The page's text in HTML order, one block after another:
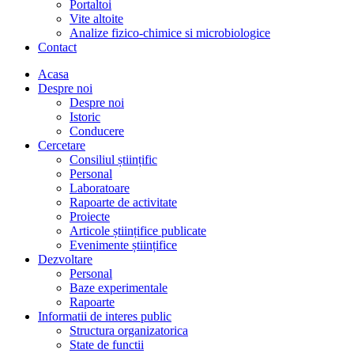
Portaltoi
Vite altoite
Analize fizico-chimice si microbiologice
Contact
Acasa
Despre noi
Despre noi
Istoric
Conducere
Cercetare
Consiliul științific
Personal
Laboratoare
Rapoarte de activitate
Proiecte
Articole științifice publicate
Evenimente științifice
Dezvoltare
Personal
Baze experimentale
Rapoarte
Informatii de interes public
Structura organizatorica
State de functii